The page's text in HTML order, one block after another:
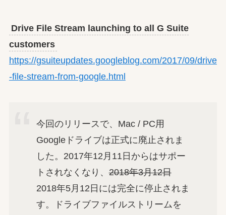
Drive File Stream launching to all G Suite
customers
https://gsuiteupdates.googleblog.com/2017/09/drive
-file-stream-from-google.html
今回のリリースで、Mac / PC用
Googleドライブは正式に廃止されま
した。2017年12月11日からはサポー
トされなくなり、2018年3月12日
2018年5月12日には完全に停止されま
す。ドライブファイルストリームを